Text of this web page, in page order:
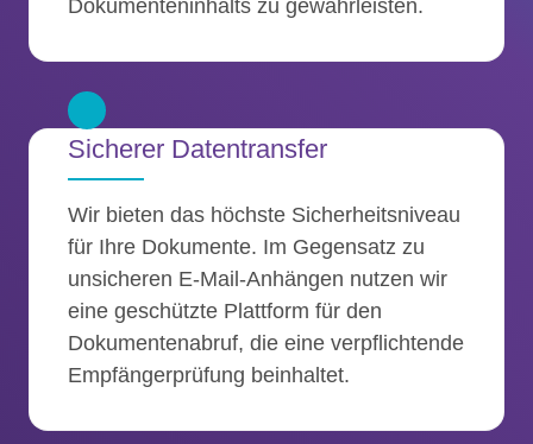
Dokumenteninhalts zu gewährleisten.
Sicherer Datentransfer
Wir bieten das höchste Sicherheitsniveau
für Ihre Dokumente. Im Gegensatz zu
unsicheren E-Mail-Anhängen nutzen wir
eine geschützte Plattform für den
Dokumentenabruf, die eine verpflichtende
Empfängerprüfung beinhaltet.